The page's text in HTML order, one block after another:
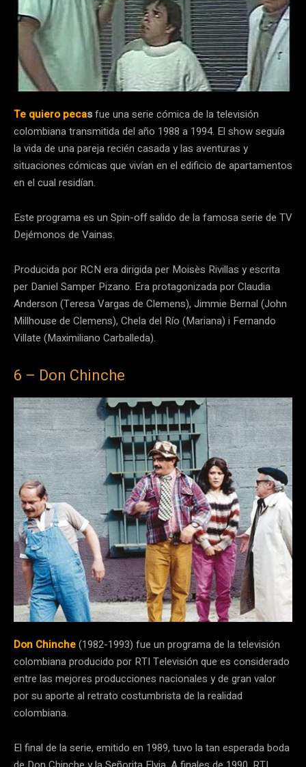
Te quiero pecasfue una serie cómica de la televisión
colombiana transmitida del año 1988 a 1994. El show seguía
la vida de una pareja recién casada y las aventuras y
situaciones cómicas que vivían en el edificio de apartamentos
en el cual residían.
Este programa es un Spin-off salido de la famosa serie de TV
Dejémonos de Vainas.
Producida por RCN era dirigida per Moisès Rivillas y escrita
per Daniel Samper Pizano. Era protagonizada por Claudia
Anderson (Teresa Vargas de Clemens), Jimmie Bernal (John
Millhouse de Clemens), Chela del Río (Mariana) i Fernando
Villate (Maximiliano Carballeda).
6 – Don Chinche
Don Chinche(1982-1993) fue un programa de la televisión
colombiana producido por RTI Televisión que es considerado
entre las mejores producciones nacionales y de gran valor
por su aporte al retrato costumbrista de la realidad
colombiana.
El final de la serie, emitido en 1989, tuvo la tan esperada boda